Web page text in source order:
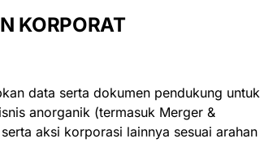
KORPORAT
data serta dokumen pendukung untuk
anorganik (termasuk Merger &
aksi korporasi lainnya sesuai arahan